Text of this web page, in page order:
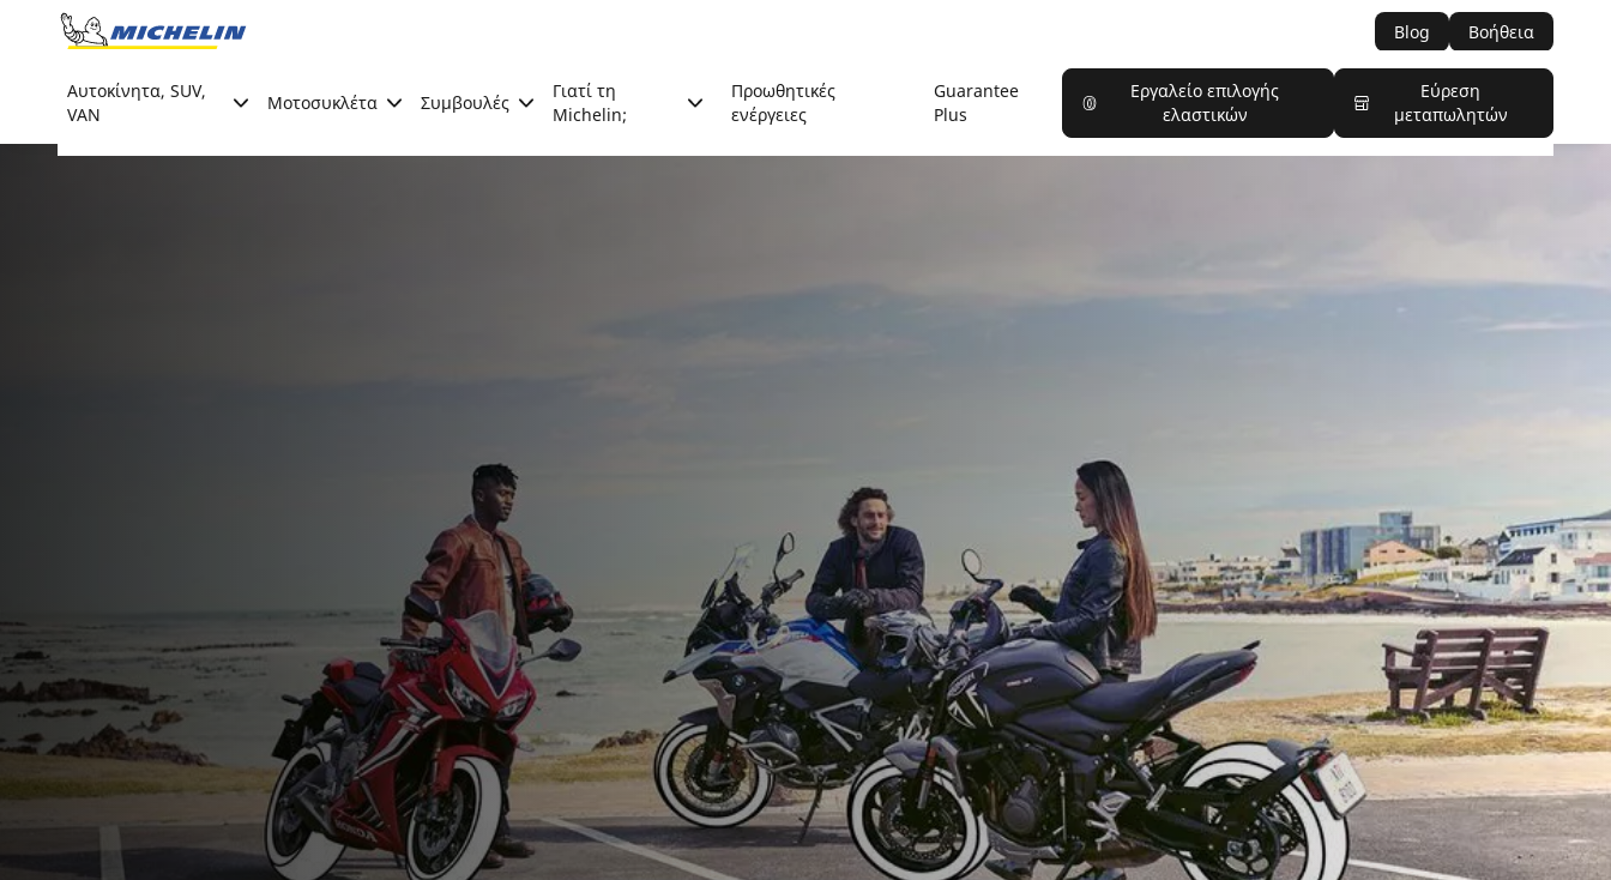
Go to page content
Blog Βοήθεια
Αυτοκίνητα, SUV,
VAN
Μοτοσυκλέτα Συμβουλές
Γιατί τη
Michelin;
Προωθητικές
ενέργειες
Guarantee
Plus
Εργαλείο επιλογής
ελαστικών
Εύρεση
μεταπωλητών